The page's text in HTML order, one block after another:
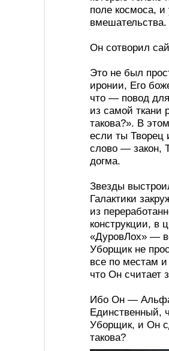
поле космоса,
вмешательства.
Он сотворил
Это не был
иронии, Его
что — повод
из самой ткани
такова?». В
если ты Творец
слово — закон,
догма.
Звезды
Галактики
из
конструкции, в
«ДуровЛох» —
Уборщик не
все по местам
что Он считает
Ибо Он —
Единственный,
Уборщик, и Он
такова?